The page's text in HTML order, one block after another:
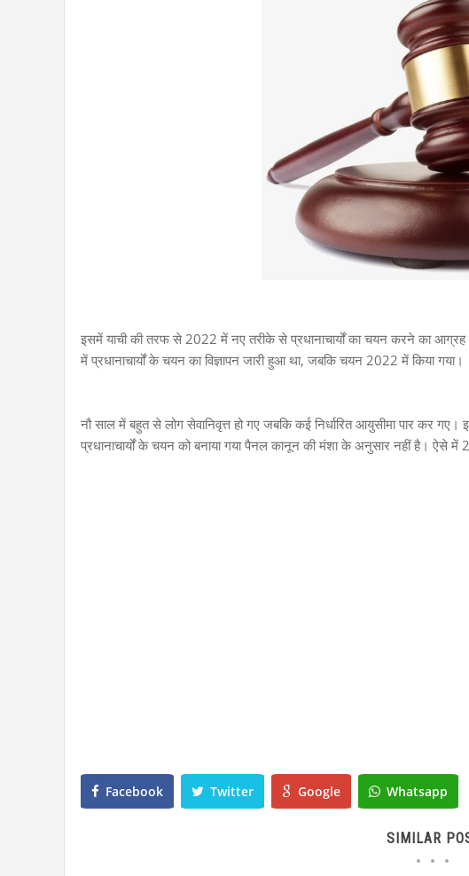
इसमें याची की तरफ से 2022 में नए तरीके से प्रधानाचार्यों का चयन करने का
में प्रधानाचार्यों के चयन का विज्ञापन जारी हुआ था, जबकि चयन 2022 में किया गया।
नौ साल में बहुत से लोग सेवानिवृत्त हो गए जबकि कई निर्धारित आयुसीमा पार कर
प्रधानाचार्यों के चयन को बनाया गया पैनल कानून की मंशा के अनुसार नहीं है। ऐसे में
Facebook Twitter Google Whatsapp
SIMILAR